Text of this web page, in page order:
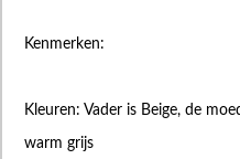
Kenmerken:
Kleuren: Vader is Beige, de
warm grijs